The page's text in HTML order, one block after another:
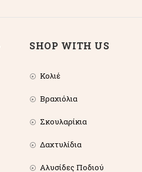
SHOP WITH US
Κολιέ
Βραχιόλια
Σκουλαρίκια
Δαχτυλίδια
Αλυσίδες Ποδιού